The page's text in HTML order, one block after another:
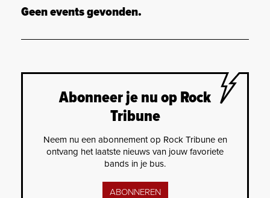
Geen events gevonden.
Abonneer je nu op Rock
Tribune
Neem nu een abonnement op Rock Tribune en
ontvang het laatste nieuws van jouw favoriete
bands in je bus.
ABONNEREN